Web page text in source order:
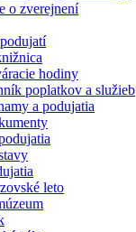
o zverejnení
hodiny
poplatkov a služieb
a podujatia
leto